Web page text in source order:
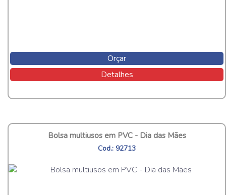
Orçar
Detalhes
Bolsa multiusos em PVC - Dia das Mães
Cod.: 92713